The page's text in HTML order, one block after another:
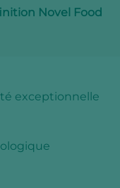
Novel Food
exceptionnelle